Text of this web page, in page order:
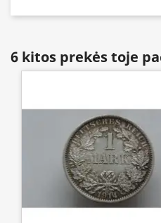
6 kitos prekės toje